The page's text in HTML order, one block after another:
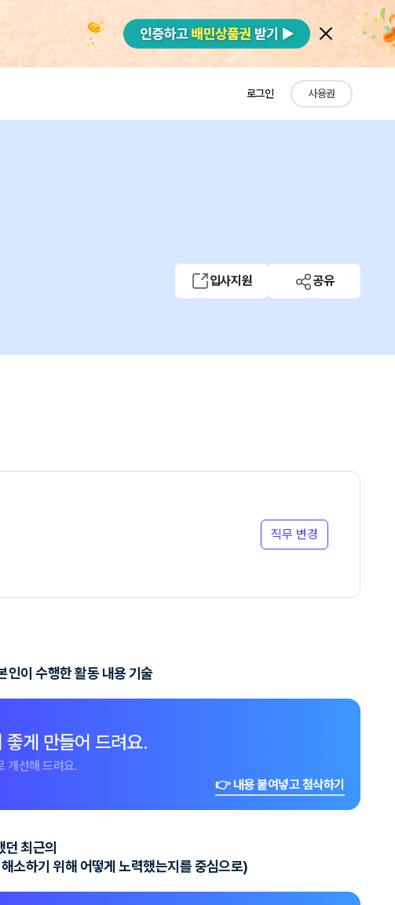
로그인 사용권
입사지원 공유
직무 변경
인이 수행한 활동 내용 기술
좋게 만들어 드려요.
개선해 드려요.
👉 내용 붙여넣고 첨삭하기
최근의
소하기 위해 어떻게 노력했는지를 중심으로)